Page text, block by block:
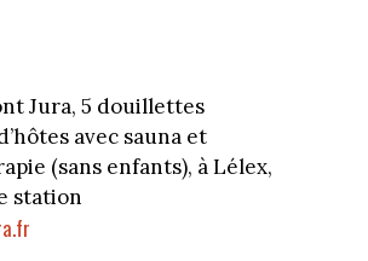
Jura, 5 douillettes
avec sauna et
(sans enfants), à Lélex,
station